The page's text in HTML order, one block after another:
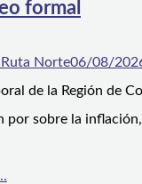
formal
Ruta Norte06/08/
de la Región de
por sobre la